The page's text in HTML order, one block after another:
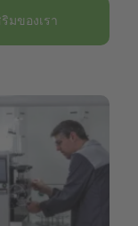
มของเรา